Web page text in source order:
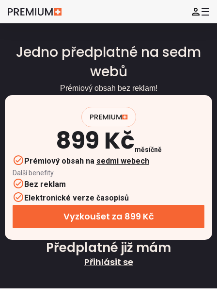
Jedno předplatné na sedm
webů
Prémiový obsah bez reklam!
899 Kčměsíčně
Prémiový obsah na sedmi webech
Další benefity
Bez reklam
Elektronické verze časopisů
Vyzkoušet za 899 Kč
Předplatné již mám
Přihlásit se